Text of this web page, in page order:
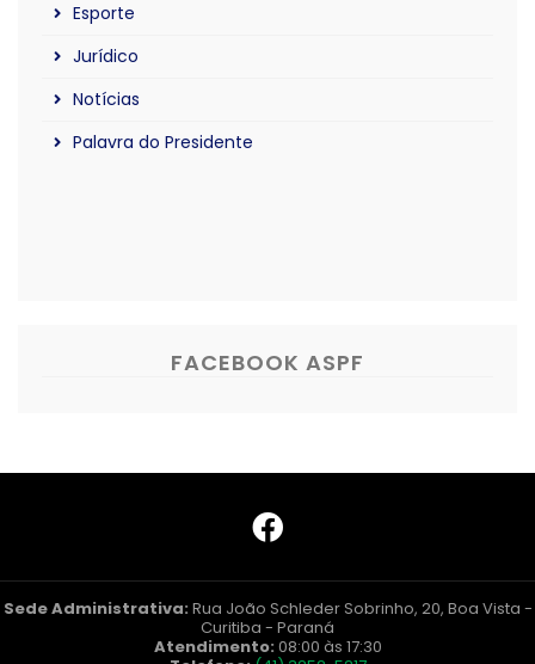
Esporte
Jurídico
Notícias
Palavra do Presidente
FACEBOOK ASPF
Sede Administrativa: Rua João Schleder Sobrinho, 20, Boa Vista -
Curitiba - Paraná
Atendimento: 08:00 às 17:30